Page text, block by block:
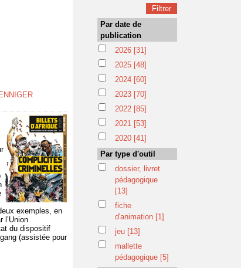
exemples, en
l’Union
du dispositif
(assistée pour
Par date de
publication
2026 [31]
2025 [48]
2024 [60]
2023 [70]
2022 [85]
2021 [53]
2020 [41]
Par type d'outil
dossier, livret
pédagogique
[13]
fiche
d'animation [1]
jeu [13]
mallette
pédagogique [5]